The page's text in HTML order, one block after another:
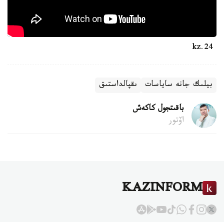
بيلىك جانە ساياسات ىقپالداستىق
باقىتجول كاكەش
اۆتور
KAZINFORM